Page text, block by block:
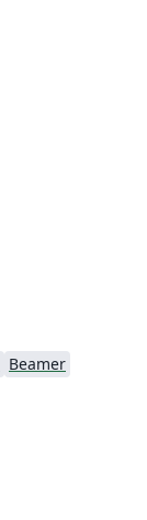
Beamer